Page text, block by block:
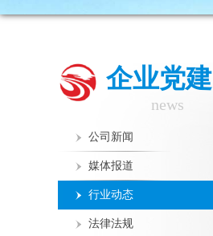
企业党建
news
公司新闻
媒体报道
行业动态
法律法规